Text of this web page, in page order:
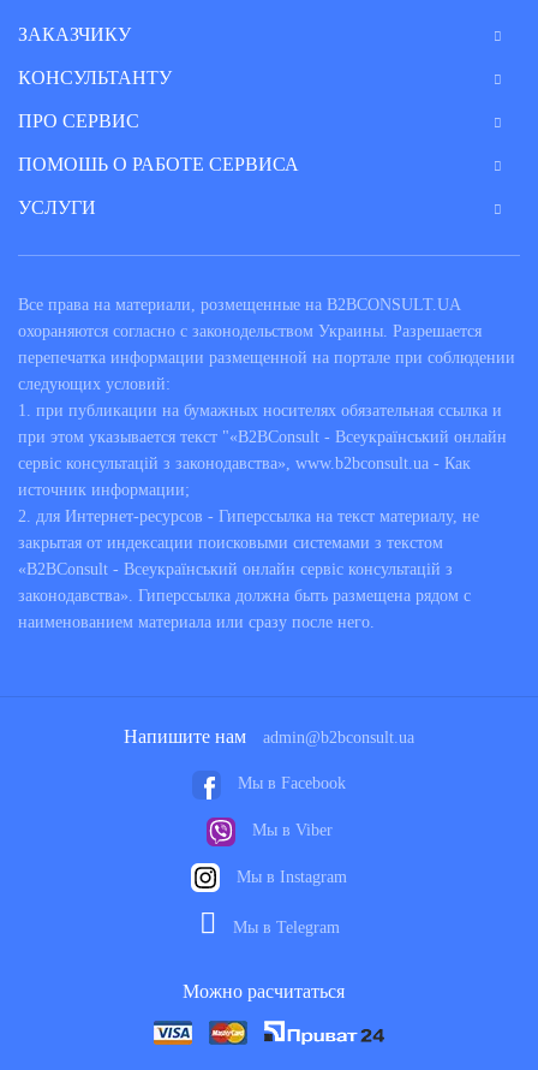
ЗАКАЗЧИКУ
КОНСУЛЬТАНТУ
ПРО СЕРВИС
ПОМОШЬ О РАБОТЕ СЕРВИСА
УСЛУГИ
Все права на материали, розмещенные на B2BCONSULT.UA
охораняются согласно с законодельством Украины. Разрешается
перепечатка информации размещенной на портале при соблюдении
следующих условий:
1. при публикации на бумажных носителях обязательная ссылка и
при этом указывается текст "«B2BConsult - Всеукраїнський онлайн
сервіс консультацій з законодавства», www.b2bconsult.ua - Как
источник информации;
2. для Интернет-ресурсов - Гиперссылка на текст материалу, не
закрытая от индексации поисковыми системами з текстом
«B2BConsult - Всеукраїнський онлайн сервіс консультацій з
законодавства». Гиперссылка должна быть размещена рядом с
наименованием материала или сразу после него.
Напишите нам admin@b2bconsult.ua
Мы в Facebook
Мы в Viber
Мы в Instagram
Мы в Telegram
Можно расчитаться